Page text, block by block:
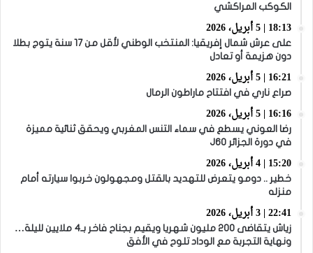
الكوكب المراكشي
18:13 | 5 أبريل، 2026
على عرش شمال إفريقيا: المنتخب الوطني لأقل من 17 سنة يتوج بطلا
دون هزيمة أو تعادل
16:21 | 5 أبريل، 2026
صراع ناري في افتتاح ماراطون الرمال
16:16 | 5 أبريل، 2026
رضا العوني يسطع في سماء التنس المغربي ويحقق ثنائية مميزة
في دورة الجزائر J60
15:20 | 4 أبريل، 2026
خطير .. دومو يتعرض للتهديد بالقتل ومجهولون خربوا سيارته أمام
منزله
22:41 | 3 أبريل، 2026
زياش يتقاضى 200 مليون شهريا ويقيم بجناح فاخر بـ4 ملايين لليلة…
ونهاية التجربة مع الوداد تلوح في الأفق